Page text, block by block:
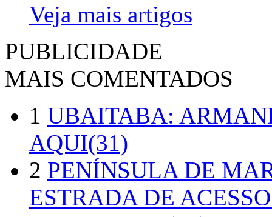
Veja mais artigos
PUBLICIDADE
MAIS COMENTADOS
1 UBAITABA:
AQUI(31)
2 PENÍNSULA DE
ESTRADA DE